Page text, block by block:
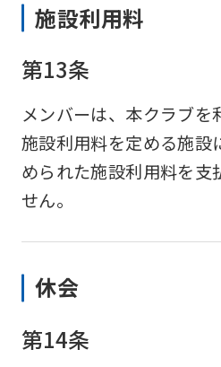
施設利用料
第13条
メンバーは、本クラブを
施設利用料を定める施設
められた施設利用料を支
せん。
休会
第14条